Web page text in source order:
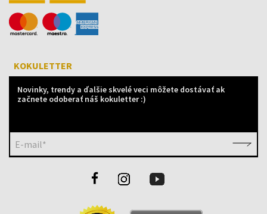
KOKULETTER
Novinky, trendy a ďalšie skvelé veci môžete dostávať ak
začnete odoberať náš kokuletter :)
E-mail*